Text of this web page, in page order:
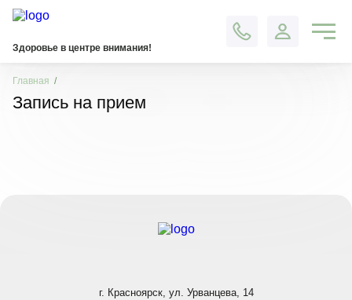
Здоровье в центре внимания!
Контакты
Главная
Запись на прием
г. Красноярск, ул. Урванцева, 14